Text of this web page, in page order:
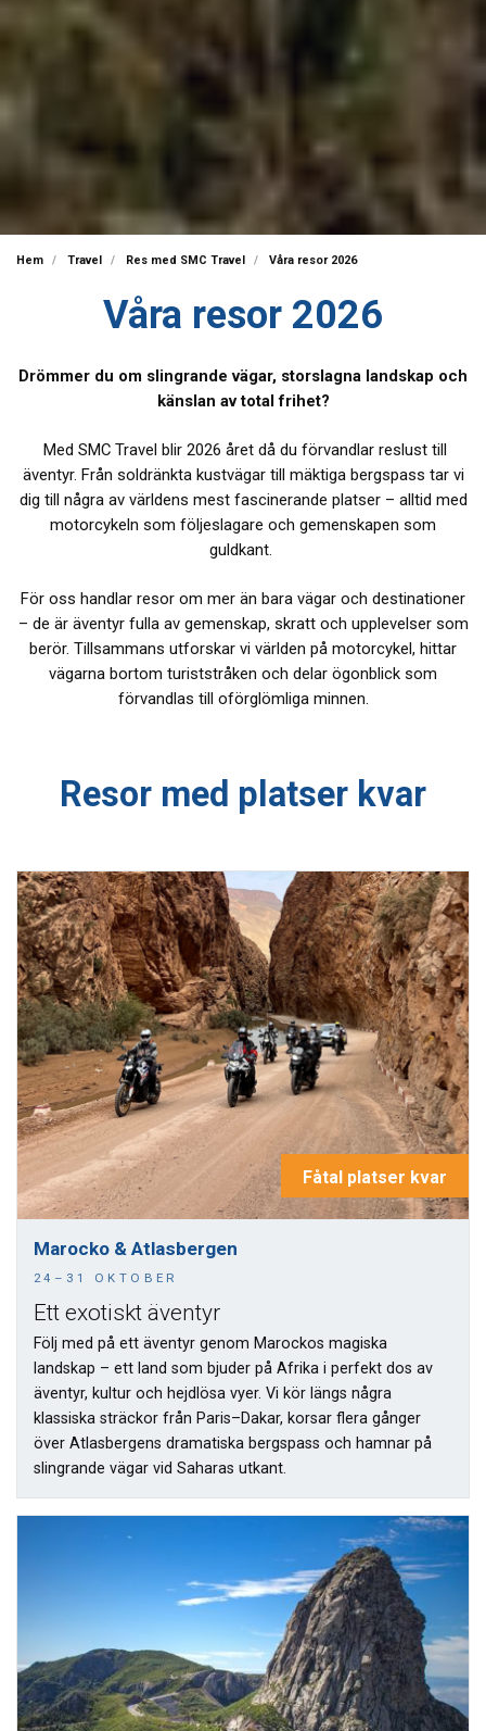
Hem Travel Res med SMC Travel Våra resor 2026
Våra resor 2026
Drömmer du om slingrande vägar, storslagna landskap och
känslan av total frihet?
Med SMC Travel blir 2026 året då du förvandlar reslust till
äventyr. Från soldränkta kustvägar till mäktiga bergspass tar vi
dig till några av världens mest fascinerande platser – alltid med
motorcykeln som följeslagare och gemenskapen som
guldkant.
För oss handlar resor om mer än bara vägar och destinationer
– de är äventyr fulla av gemenskap, skratt och upplevelser som
berör. Tillsammans utforskar vi världen på motorcykel, hittar
vägarna bortom turiststråken och delar ögonblick som
förvandlas till oförglömliga minnen.
Resor med platser kvar
Fåtal platser kvar
Marocko & Atlasbergen
24–31 OKTOBER
Ett exotiskt äventyr
Följ med på ett äventyr genom Marockos magiska
landskap – ett land som bjuder på Afrika i perfekt dos av
äventyr, kultur och hejdlösa vyer. Vi kör längs några
klassiska sträckor från Paris–Dakar, korsar flera gånger
över Atlasbergens dramatiska bergspass och hamnar på
slingrande vägar vid Saharas utkant.